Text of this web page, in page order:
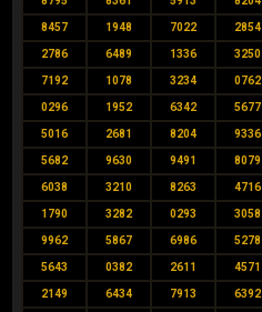
8457 1948 7022 2854
2786 6489 1336 3250
7192 1078 3234 0762
0296 1952 6342 5677
5016 2681 8204 9336
5682 9630 9491 8079
6038 3210 8263 4716
1790 3282 0293 3058
9962 5867 6986 5278
5643 0382 2611 4571
2149 6434 7913 6392